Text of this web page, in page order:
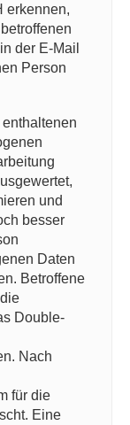
erkennen,
der E-Mail
Person
und
besser
Daten
Betroffene
Double-
Nach
für die
Eine